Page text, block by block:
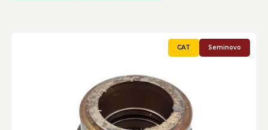
Seminovo